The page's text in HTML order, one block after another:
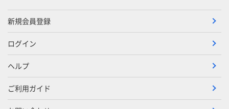
新規会員登録
ログイン
ヘルプ
ご利用ガイド